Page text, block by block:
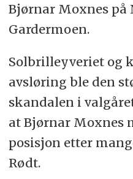
Bjørnar Moxnes på
Gardermoen.
Solbrilleyveriet og
avsløring ble den
skandalen i
at Bjørnar Moxnes
posisjon etter
Rødt.